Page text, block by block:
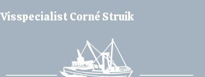
Visspecialist Corné Struik